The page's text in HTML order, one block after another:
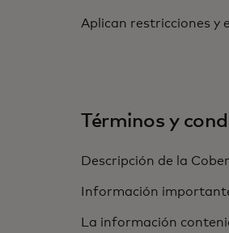
Aplican restricciones y
Términos y
Descripción de la
Información
La información